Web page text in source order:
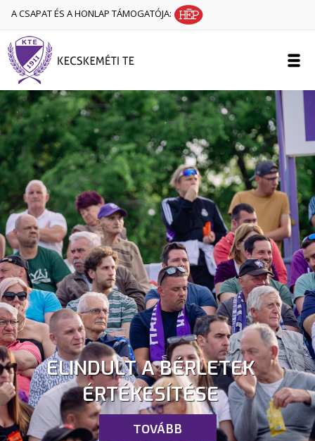
A CSAPAT ÉS A HONLAP TÁMOGATÓJA:
ELINDULT A BÉRLETEK
ÉRTÉKESÍTÉSE
TOVÁBB